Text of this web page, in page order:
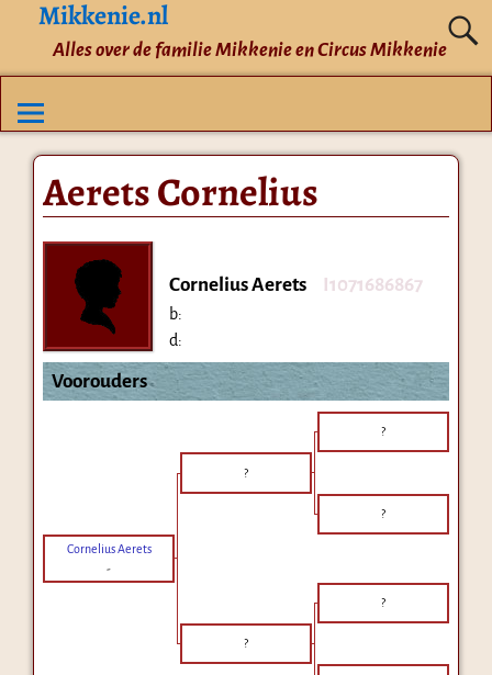
Mikkenie.nl
Alles over de familie Mikkenie en Circus Mikkenie
Aerets Cornelius
Cornelius Aerets I1071686867
b:
d:
Voorouders
?
?
?
Cornelius Aerets
-
?
?